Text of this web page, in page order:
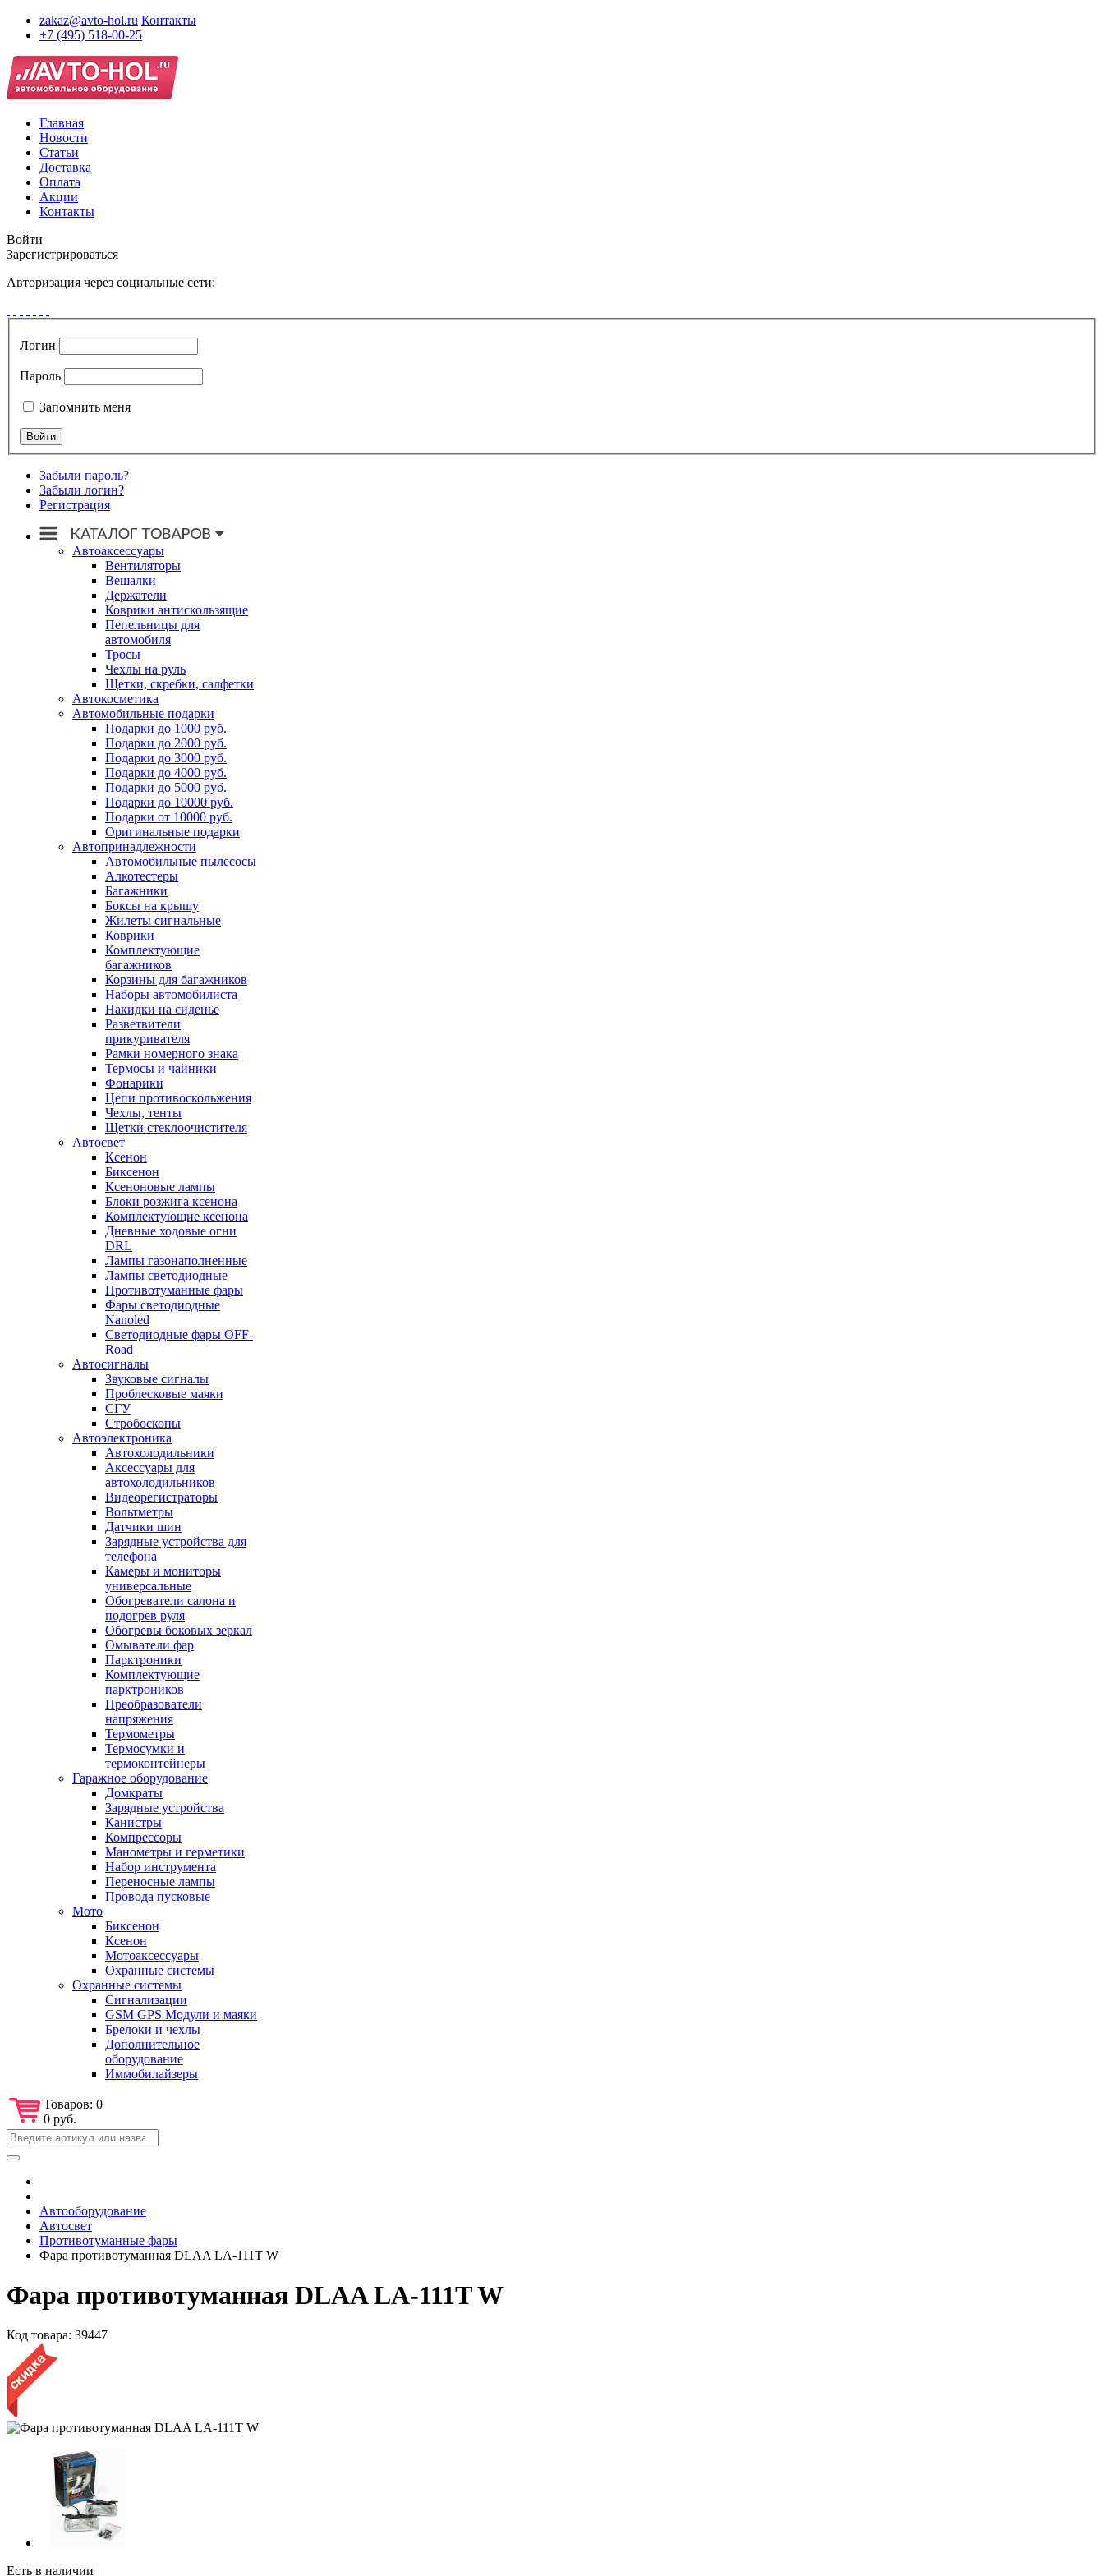
zakaz@avto-hol.ru Контакты
+7 (495) 518-00-25
Главная
Новости
Статьи
Доставка
Оплата
Акции
Контакты
Войти
Зарегистрироваться
Авторизация через социальные сети:
Логин
Пароль
Запомнить меня
Забыли пароль?
Забыли логин?
Регистрация
Автоаксессуары
Вентиляторы
Вешалки
Держатели
Коврики антискользящие
Пепельницы для
автомобиля
Тросы
Чехлы на руль
Щетки, скребки, салфетки
Автокосметика
Автомобильные подарки
Подарки до 1000 руб.
Подарки до 2000 руб.
Подарки до 3000 руб.
Подарки до 4000 руб.
Подарки до 5000 руб.
Подарки до 10000 руб.
Подарки от 10000 руб.
Оригинальные подарки
Автопринадлежности
Автомобильные пылесосы
Алкотестеры
Багажники
Боксы на крышу
Жилеты сигнальные
Коврики
Комплектующие
багажников
Корзины для багажников
Наборы автомобилиста
Накидки на сиденье
Разветвители
прикуривателя
Рамки номерного знака
Термосы и чайники
Фонарики
Цепи противоскольжения
Чехлы, тенты
Щетки стеклоочистителя
Автосвет
Ксенон
Биксенон
Ксеноновые лампы
Блоки розжига ксенона
Комплектующие ксенона
Дневные ходовые огни
DRL
Лампы газонаполненные
Лампы светодиодные
Противотуманные фары
Фары светодиодные
Nanoled
Светодиодные фары OFF-
Road
Автосигналы
Звуковые сигналы
Проблесковые маяки
СГУ
Стробоскопы
Автоэлектроника
Автохолодильники
Аксессуары для
автохолодильников
Видеорегистраторы
Вольтметры
Датчики шин
Зарядные устройства для
телефона
Камеры и мониторы
универсальные
Обогреватели салона и
подогрев руля
Обогревы боковых зеркал
Омыватели фар
Парктроники
Комплектующие
парктроников
Преобразователи
напряжения
Термометры
Термосумки и
термоконтейнеры
Гаражное оборудование
Домкраты
Зарядные устройства
Канистры
Компрессоры
Манометры и герметики
Набор инструмента
Переносные лампы
Провода пусковые
Мото
Биксенон
Ксенон
Мотоаксессуары
Охранные системы
Охранные системы
Сигнализации
GSM GPS Модули и маяки
Брелоки и чехлы
Дополнительное
оборудование
Иммобилайзеры
Товаров: 0
0 руб.
Автооборудование
Автосвет
Противотуманные фары
Фара противотуманная DLAA LA-111T W
Фара противотуманная DLAA LA-111T W
Код товара: 39447
Есть в наличии